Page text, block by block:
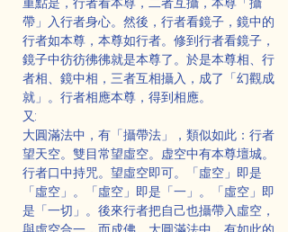
帶」入行者身心。然後，行者看鏡子，鏡中的
行者如本尊，本尊如行者。修到行者看鏡子，
鏡子中彷彷彿彿就是本尊了。於是本尊相、行
者相、鏡中相，三者互相攝入，成了「幻觀成
就」。行者相應本尊，得到相應。
又:
大圓滿法中，有「攝帶法」，類似如此：行者
望天空。雙目常望虛空。虚空中有本尊壇城。
行者口中持咒。望虛空即可。「虛空」即是
「虛空」。「虛空」即是「一」。「虛空」即
是「一切」。後來行者把自己也攝帶入虛空，